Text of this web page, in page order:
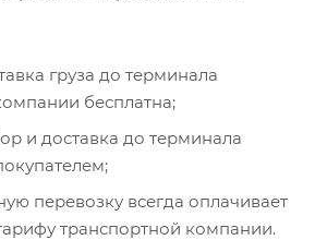
груза до терминала
бесплатна;
и доставка до терминала
перевозку всегда оплачивает
транспортной компании.